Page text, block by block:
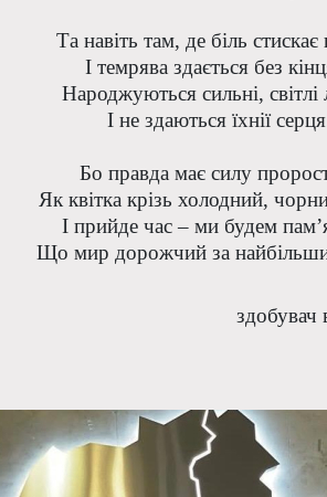
Та навіть там, де біль стискає
І темрява здається без
Народжуються сильні,
І не здаються їхнії
Бо правда має силу
Як квітка крізь холодний,
І прийде час – ми будем
Що мир дорожчий за
здобувач